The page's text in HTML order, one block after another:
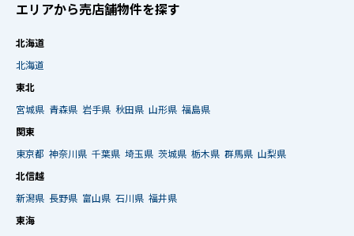
エリアから売店舗物件を探す
北海道
北海道
東北
宮城県 青森県 岩手県 秋田県 山形県 福島県
関東
東京都 神奈川県 千葉県 埼玉県 茨城県 栃木県 群馬県 山梨県
北信越
新潟県 長野県 富山県 石川県 福井県
東海